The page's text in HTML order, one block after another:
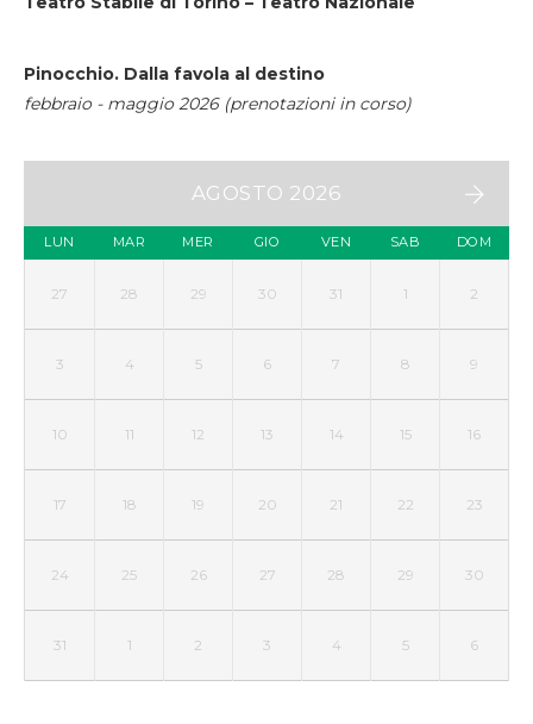
Pinocchio. Dalla favola al destino
febbraio - maggio 2026 (prenotazioni in corso)
AGOSTO 2026
LUN MAR MER GIO VEN SAB DOM
27 28 29 30 31 1 2
3 4 5 6 7 8 9
10 11 12 13 14 15 16
17 18 19 20 21 22 23
24 25 26 27 28 29 30
31 1 2 3 4 5 6